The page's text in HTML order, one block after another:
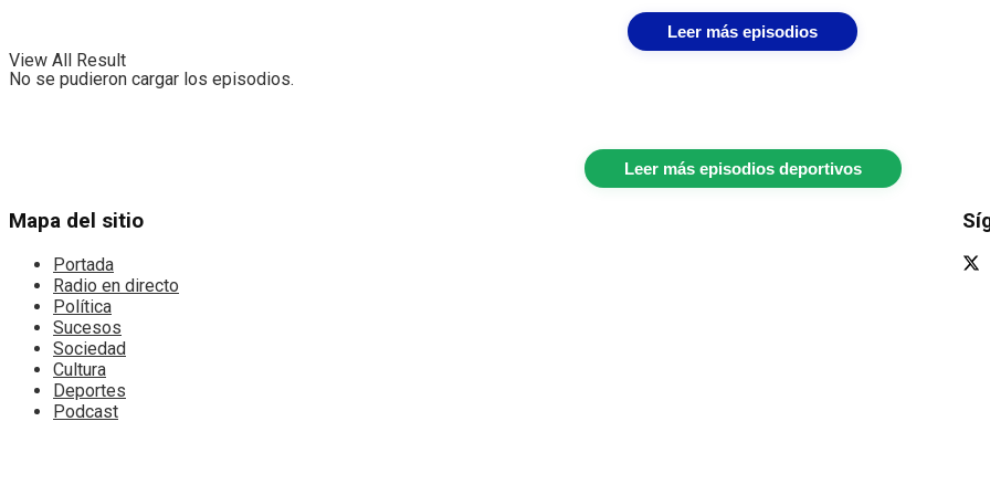
View All Result
Leer más episodios
No se pudieron cargar los episodios.
Leer más episodios deportivos
Mapa del sitio
Portada
Radio en directo
Política
Sucesos
Sociedad
Cultura
Deportes
Podcast